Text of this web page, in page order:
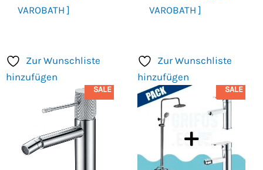
VAROBATH ]
VAROBATH ]
Zur Wunschliste
hinzufügen
SALE
Zur Wunschliste
hinzufügen
SALE